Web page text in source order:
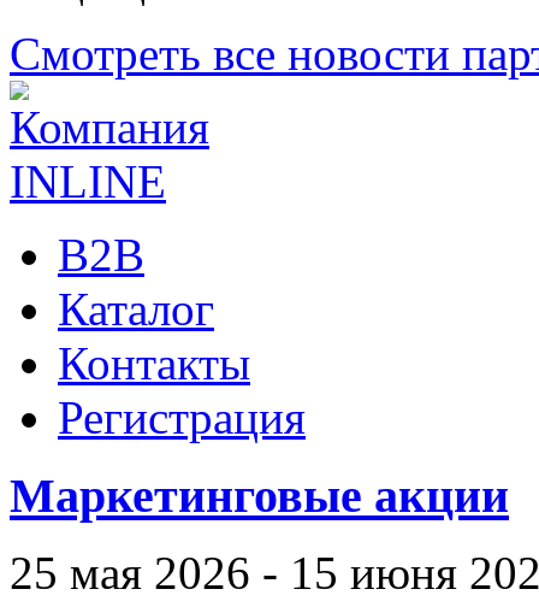
Смотреть все новости
B2B
Каталог
Контакты
Регистрация
Маркетинговые акции
25 мая 2026 - 15 июня